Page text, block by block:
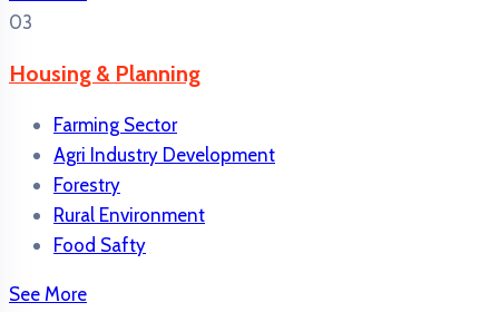
03
Housing & Planning
Farming Sector
Agri Industry Development
Forestry
Rural Environment
Food Safty
See More